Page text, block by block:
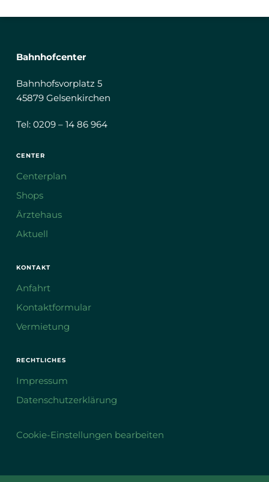
Bahnhofcenter
Bahnhofsvorplatz 5
45879 Gelsenkirchen
Tel: 0209 – 14 86 964
CENTER
Centerplan
Shops
Ärztehaus
Aktuell
KONTAKT
Anfahrt
Kontaktformular
Vermietung
RECHTLICHES
Impressum
Datenschutzerklärung
Cookie-Einstellungen bearbeiten